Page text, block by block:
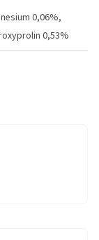
0,06%,
0,53%